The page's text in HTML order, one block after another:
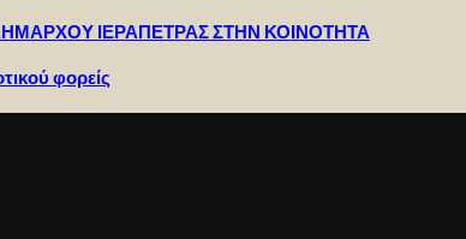
ΙΕΡΑΠΕΤΡΑΣ ΣΤΗΝ ΚΟΙΝΟΤΗΤΑ
φορείς